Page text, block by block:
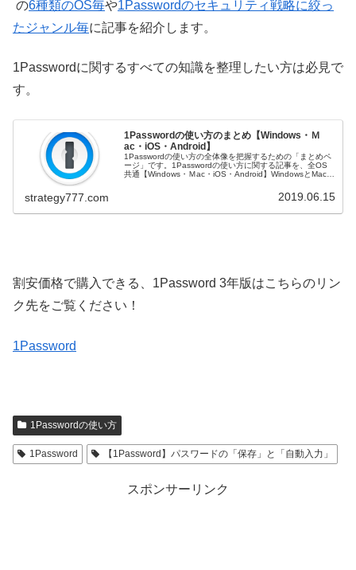
の6種類のOS毎や1Passwordのセキュリティ戦略に絞っ
たジャンル毎に記事を紹介します。
1Passwordに関するすべての知識を整理したい方は必見で
す。
1Passwordの使い方のまとめ【Windows・Ｍ
ac・iOS・Android】
1Passwordの使い方の全体像を把握するための「まとめペ
ージ」です。1Passwordの使い方に関する記事を、全OS
共通【Windows・Ｍac・iOS・Android】WindowsとMac、
strategy777.com 2019.06.15
割安価格で購入できる、1Password 3年版はこちらのリン
ク先をご覧ください！
1Password
1Passwordの使い方
1Password 【1Password】パスワードの「保存」と「自動入力」
スポンサーリンク